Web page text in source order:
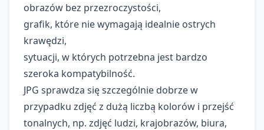
obrazów bez przezroczystości,
grafik, które nie wymagają idealnie ostrych
krawędzi,
sytuacji, w których potrzebna jest bardzo
szeroka kompatybilność.
JPG sprawdza się szczególnie dobrze w
przypadku zdjęć z dużą liczbą kolorów i przejść
tonalnych, np. zdjęć ludzi, krajobrazów, biura,